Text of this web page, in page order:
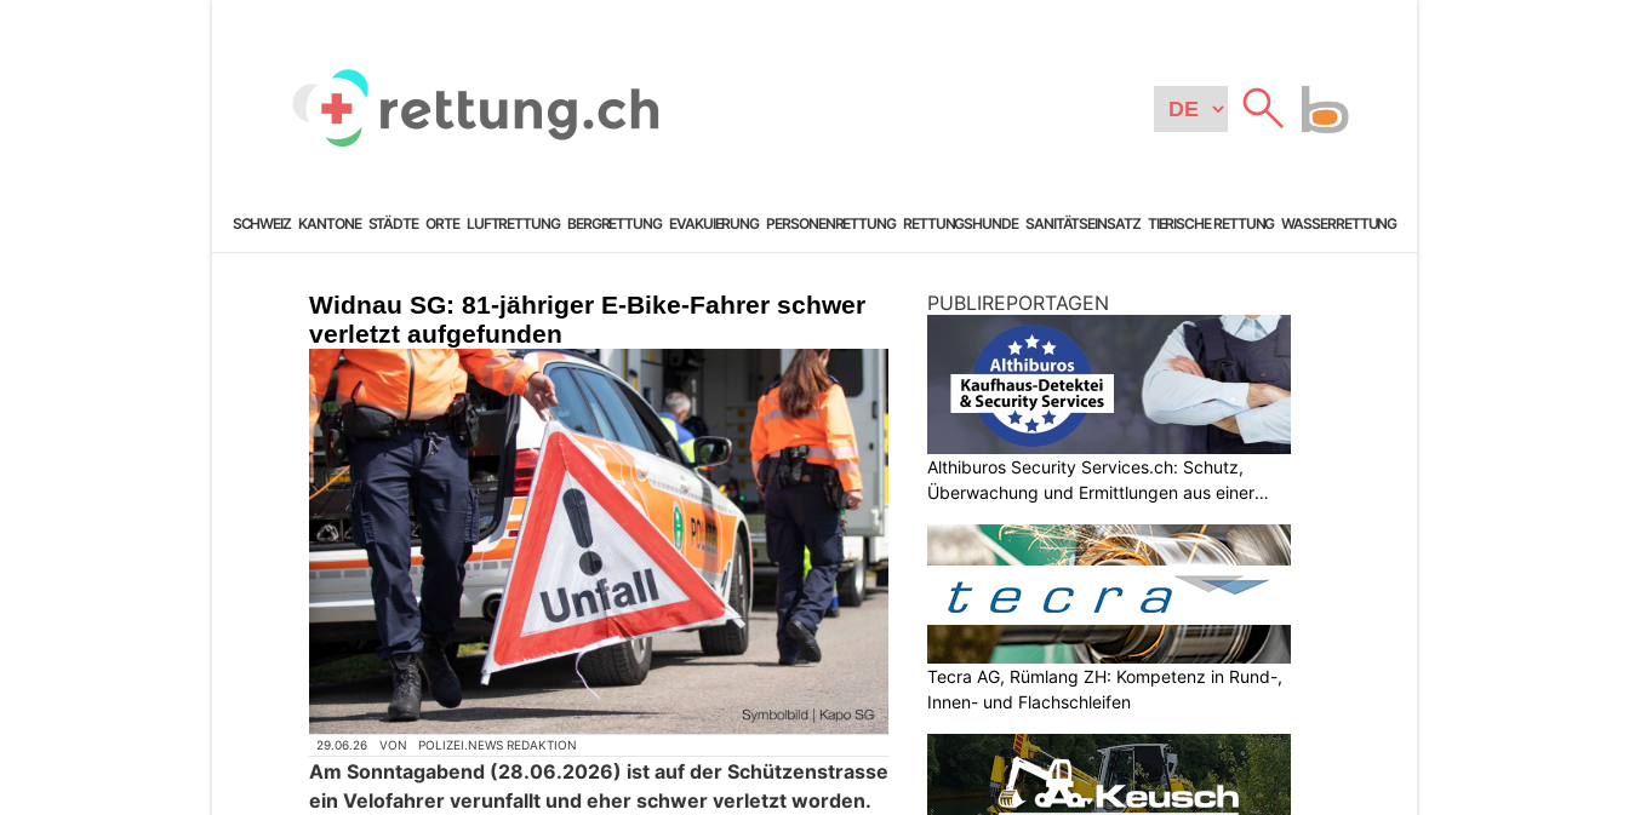
SCHWEIZ KANTONE STÄDTE ORTE LUFTRETTUNG BERGRETTUNG EVAKUIERUNG PERSONENRETTUNG RETTUNGSHUNDE SANITÄTSEINSATZ TIERISCHE RETTUNG WASSERRETTUNG
Widnau SG: 81-jähriger E-Bike-Fahrer schwer
verletzt aufgefunden
29.06.26 VON POLIZEI.NEWS REDAKTION
Am Sonntagabend (28.06.2026) ist auf der Schützenstrasse
ein Velofahrer verunfallt und eher schwer verletzt worden.
PUBLIREPORTAGEN
Althiburos Security Services.ch: Schutz,
Überwachung und Ermittlungen aus einer
Tecra AG, Rümlang ZH: Kompetenz in Rund-,
Innen- und Flachschleifen